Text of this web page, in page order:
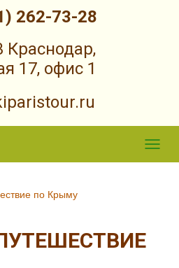
262-73-28
Краснодар,
17, офис 1
по Крыму